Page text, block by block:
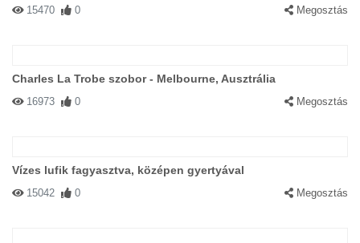
15470 0 Megosztás
Charles La Trobe szobor - Melbourne, Ausztrália
16973 0 Megosztás
Vízes lufik fagyasztva, középen gyertyával
15042 0 Megosztás